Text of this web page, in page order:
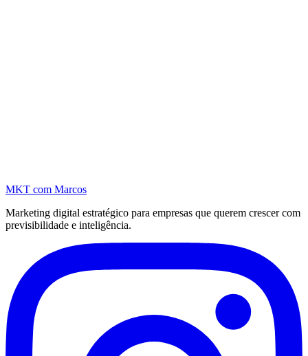
MKT com Marcos
Marketing digital estratégico para empresas que querem crescer com
previsibilidade e inteligência.